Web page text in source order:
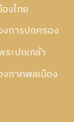
งไทย
งการปกครอง
ะปกเกล้า
ภาคพลเมือง